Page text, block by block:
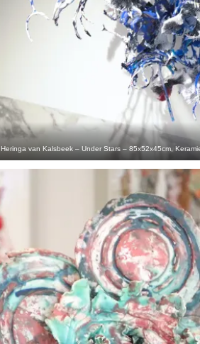
Heringa van Kalsbeek – Under Stars – 85x52x45cm,